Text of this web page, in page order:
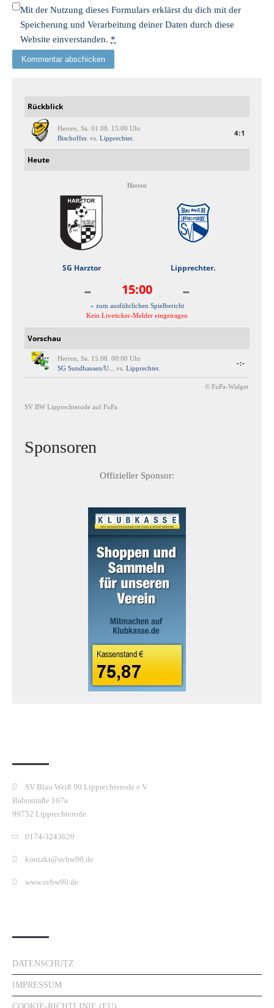
Mit der Nutzung dieses Formulars erklärst du dich mit der
Speicherung und Verarbeitung deiner Daten durch diese
Website einverstanden. *
Rückblick
Herren, Sa. 01.08. 15:00 Uhr
Bischoffer. vs. Lipprechter.
4:1
Heute
Herren
SG Harztor Lipprechter.
- 15:00 -
» zum ausführlichen Spielbericht
Kein Liveticker-Melder eingetragen
Vorschau
Herren, Sa. 15.08. 00:00 Uhr
SG Sundhausen/U...
vs. Lipprechter.
-:-
© FuPa-Widget
SV BW Lipprechterode auf FuPa
Sponsoren
Offizieller Sponsor:
SV Blau Weiß 90 Lipprechterode e.V.
Bahnstraße 107a
99752 Lipprechterode
0174-3243620
kontakt@svbw90.de
www.svbw90.de
DATENSCHUTZ
IMPRESSUM